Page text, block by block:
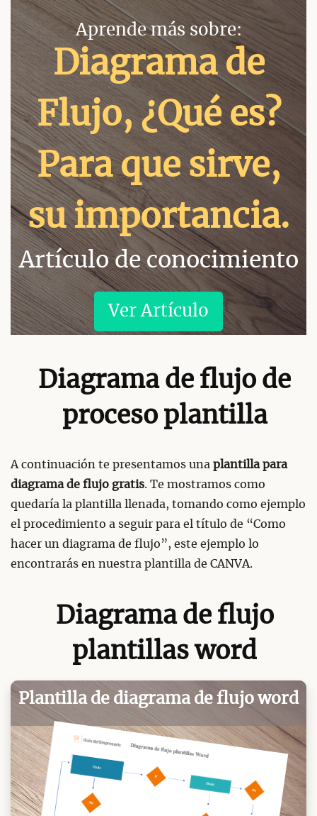
Aprende más sobre:
Diagrama de
Flujo, ¿Qué es?
Para que sirve,
su importancia.
Artículo de conocimiento
Ver Artículo
Diagrama de flujo de
proceso plantilla
A continuación te presentamos una plantilla para
diagrama de flujo gratis. Te mostramos como
quedaría la plantilla llenada, tomando como ejemplo
el procedimiento a seguir para el título de “Como
hacer un diagrama de flujo”, este ejemplo lo
encontrarás en nuestra plantilla de CANVA.
Diagrama de flujo
plantillas word
Plantilla de diagrama de flujo word